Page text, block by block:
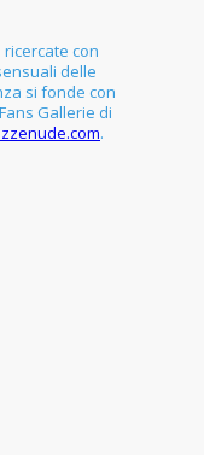
con
delle
si fonde con
Gallerie di
.